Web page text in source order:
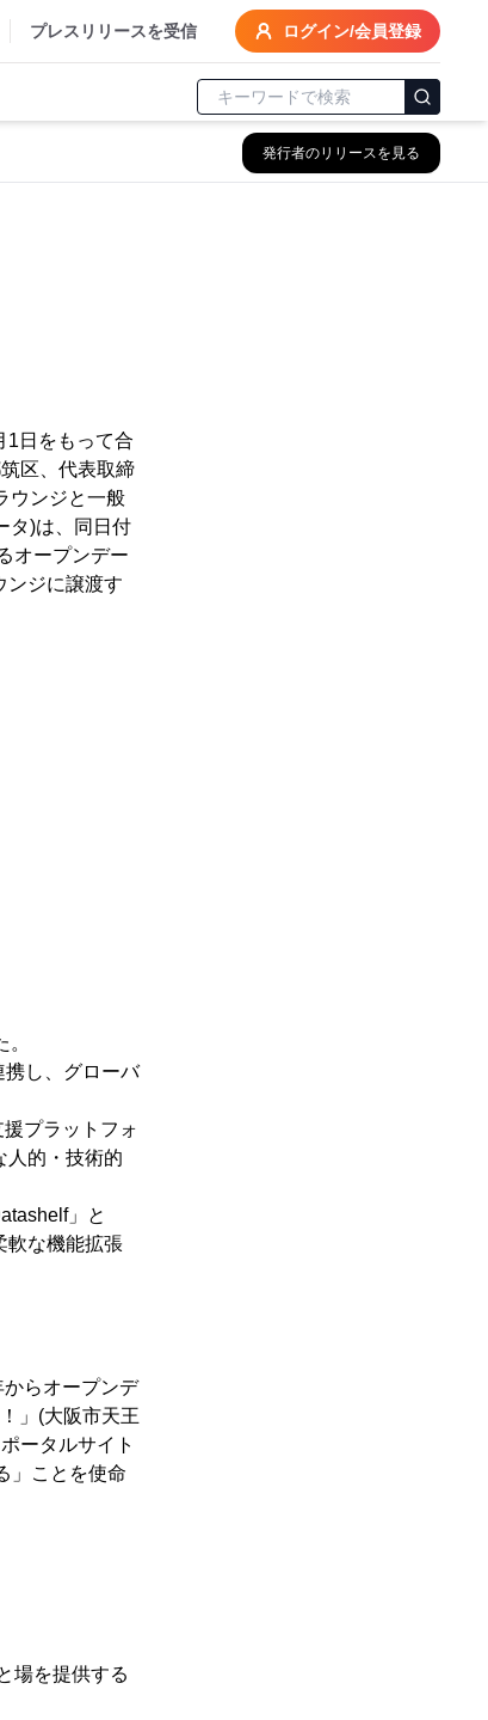
プレスリリースを受信 ログイン/会員登録
発行者のリリースを見る
1日をもって合
区、代表取締
ウンジと一般
タ)は、同日付
オープンデー
ンジに譲渡す
し、グローバ
プラットフォ
人的・技術的
」と
軟な機能拡張
らオープンデ
」(大阪市天王
ータルサイト
」ことを使命
場を提供する